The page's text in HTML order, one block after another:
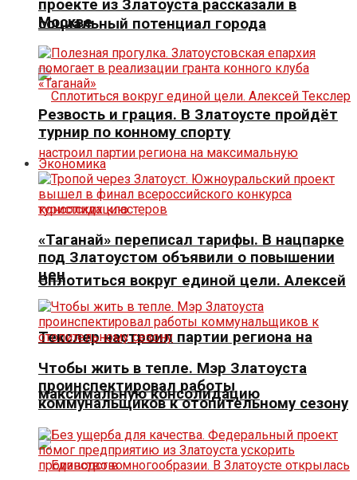
социальный потенциал города
Сплотиться вокруг единой цели. Алексей
Текслер настроил партии региона на
максимальную консолидацию
проекте из Златоуста рассказали в
Москве
Резвость и грация. В Златоусте пройдёт
турнир по конному спорту
Экономика
«Таганай» переписал тарифы. В нацпарке
под Златоустом объявили о повышении
цен
Чтобы жить в тепле. Мэр Златоуста
проинспектировал работы
коммунальщиков к отопительному сезону